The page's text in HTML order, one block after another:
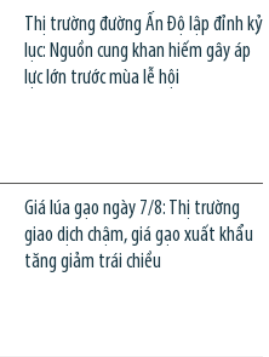
Thị trường đường Ấn Độ lập đỉnh kỷ
lục: Nguồn cung khan hiếm gây áp
lực lớn trước mùa lễ hội
Giá lúa gạo ngày 7/8: Thị trường
giao dịch chậm, giá gạo xuất khẩu
tăng giảm trái chiều